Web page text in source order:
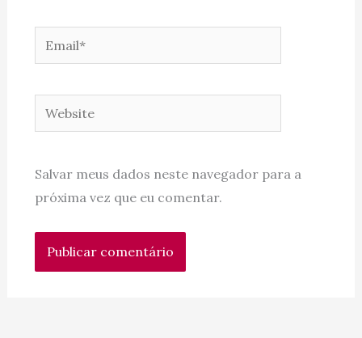
Email*
Website
Salvar meus dados neste navegador para a
próxima vez que eu comentar.